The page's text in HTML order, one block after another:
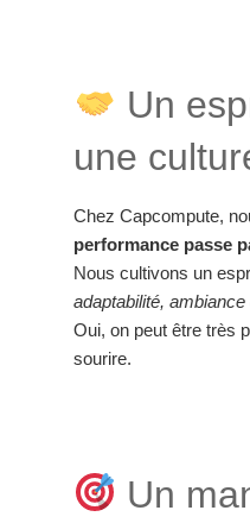
Un
une
Chez Capcompute,
performance passe
Nous cultivons un
adaptabilité,
Oui, on peut être très
sourire.
Un